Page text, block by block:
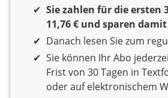
Sie zahlen für die ersten
11,76 € und sparen damit
Danach lesen Sie zum
Sie können Ihr Abo
Frist von 30 Tagen in
oder auf elektronischem